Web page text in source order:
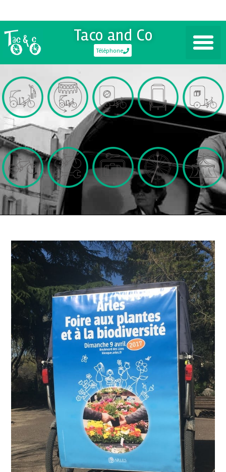
Taco and Co
Téléphone